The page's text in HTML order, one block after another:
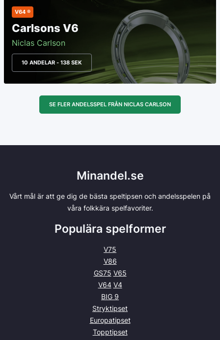
V64 ®
Carlsons V6
Niclas Carlson
10 ANDELAR - 138 SEK
SE FLER ANDELSSPEL FRÅN NICLAS CARLSON
Minandel.se
Vårt mål är att ge dig de bästa speltipsen och andelsspelen på
våra folkkära spelfavoriter.
Populära spelformer
V75
V86
GS75 V65
V64 V4
BIG 9
Stryktipset
Europatipset
Topptipset